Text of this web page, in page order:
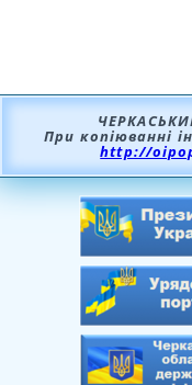
При копіюванні
http://